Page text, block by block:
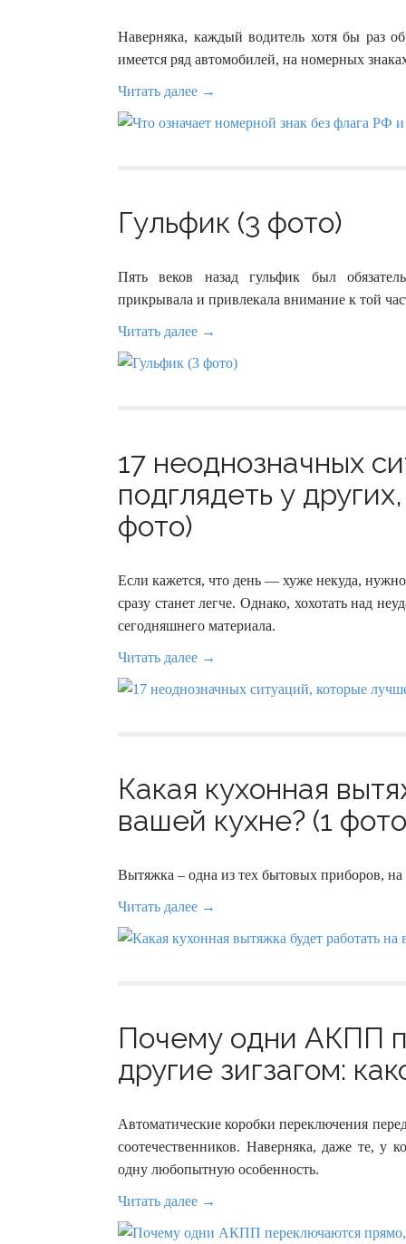
Наверняка, каждый водитель хотя бы раз
имеется ряд автомобилей, на номерных
Читать далее →
Гульфик (3 фото)
Пять веков назад гульфик был
прикрывала и привлекала внимание к той
Читать далее →
17 неоднозначных
подглядеть у
фото)
Если кажется, что день — хуже некуда,
сразу станет легче. Однако, хохотать над
сегодняшнего материала.
Читать далее →
Какая кухонная
вашей кухне? (1
Вытяжка – одна из тех бытовых приборов,
Читать далее →
Почему одни АКПП
другие зигзагом:
Автоматические коробки переключения
соотечественников. Наверняка, даже те, у
одну любопытную особенность.
Читать далее →